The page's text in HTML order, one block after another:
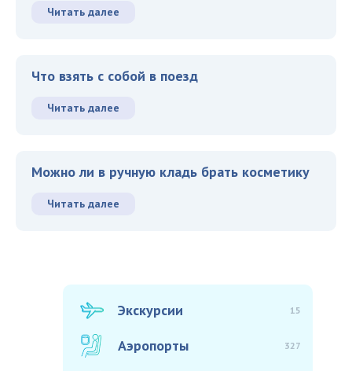
Читать далее
Что взять с собой в поезд
Читать далее
Можно ли в ручную кладь брать косметику
Читать далее
Экскурсии 15
Аэропорты 327